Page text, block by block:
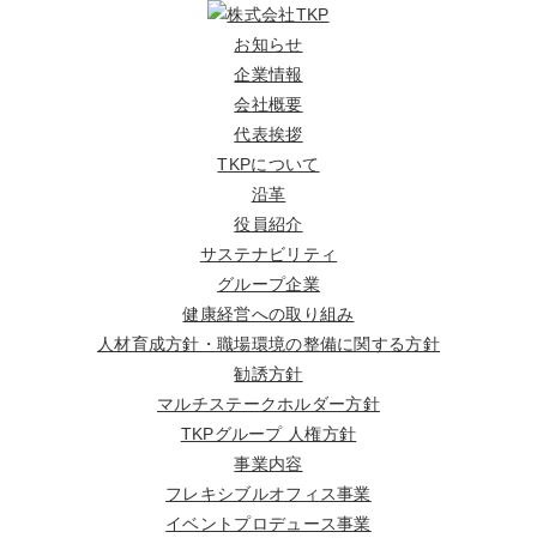
お知らせ
企業情報
会社概要
代表挨拶
TKPについて
沿革
役員紹介
サステナビリティ
グループ企業
健康経営への取り組み
人材育成方針・職場環境の整備に関する方針
勧誘方針
マルチステークホルダー方針
TKPグループ 人権方針
事業内容
フレキシブルオフィス事業
イベントプロデュース事業